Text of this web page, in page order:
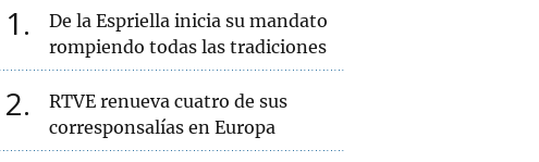
1
De la Espriella inicia su mandato
rompiendo todas las tradiciones
2
RTVE renueva cuatro de sus
corresponsalías en Europa